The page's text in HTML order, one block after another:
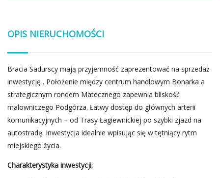
OPIS NIERUCHOMOŚCI
Bracia Sadurscy mają przyjemność zaprezentować na sprzedaż
inwestycję . Położenie między centrum handlowym Bonarka a
strategicznym rondem Matecznego zapewnia bliskość
malowniczego Podgórza. Łatwy dostęp do głównych arterii
komunikacyjnych – od Trasy Łagiewnickiej po szybki zjazd na
autostradę. Inwestycja idealnie wpisując się w tętniący rytm
miejskiego życia.
Charakterystyka inwestycji: